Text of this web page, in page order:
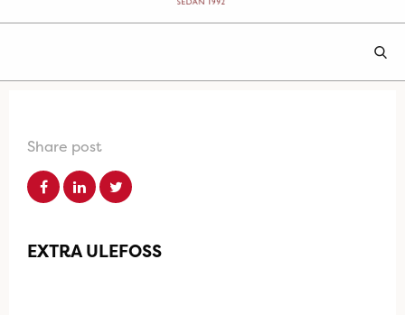
Share post
EXTRA ULEFOSS